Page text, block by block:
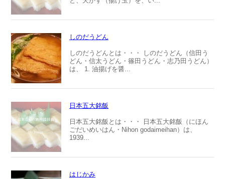
しのだうどん
しのだうどんとは・・・ しのだうどん（信田う
どん・信太うどん・篠田うどん・志乃田うどん）
は、 1. 油揚げを醤...
日本五大銘飯
日本五大銘飯とは・・・ 日本五大銘飯（にほん
ごだいめいはん・Nihon godaimeihan）は、
1939...
はじかみ